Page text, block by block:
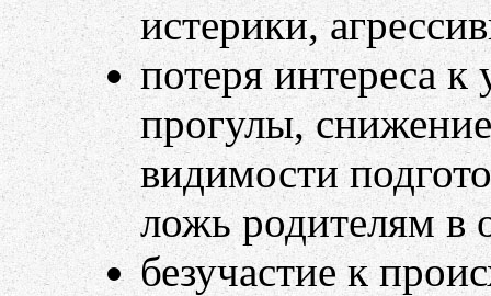
истерики,
потеря интереса к
прогулы,
видимости
ложь родителям в
безучастие к